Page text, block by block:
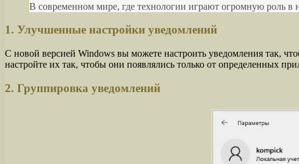
В современном мире, где технологии играют огромную роль
1. Улучшенные настройки уведомлений
С новой версией Windows вы можете настроить уведомления так,
настройте их так, чтобы они появлялись только от определенных
2. Группировка уведомлений